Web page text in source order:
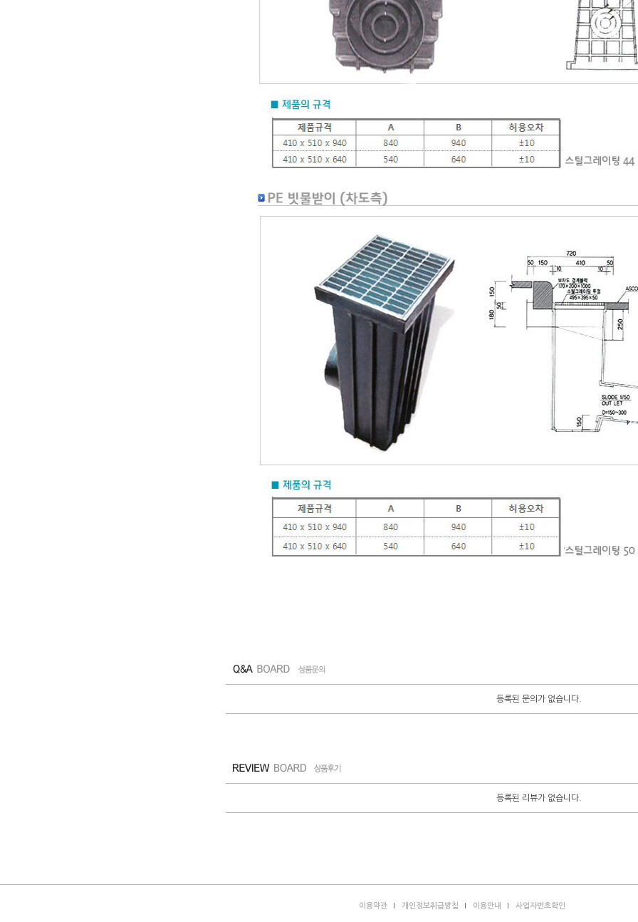
등록된 문의가 없습니다.
등록된 리뷰가 없습니다.
이용약관 개인정보취급방침 이용안내 사업자번호확인